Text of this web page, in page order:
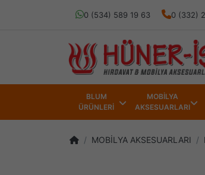
0 (534) 589 19 63 0 (332)
BLUM
ÜRÜNLERİ
MOBİLYA
AKSESUARLARI
MOBİLYA AKSESUARLARI